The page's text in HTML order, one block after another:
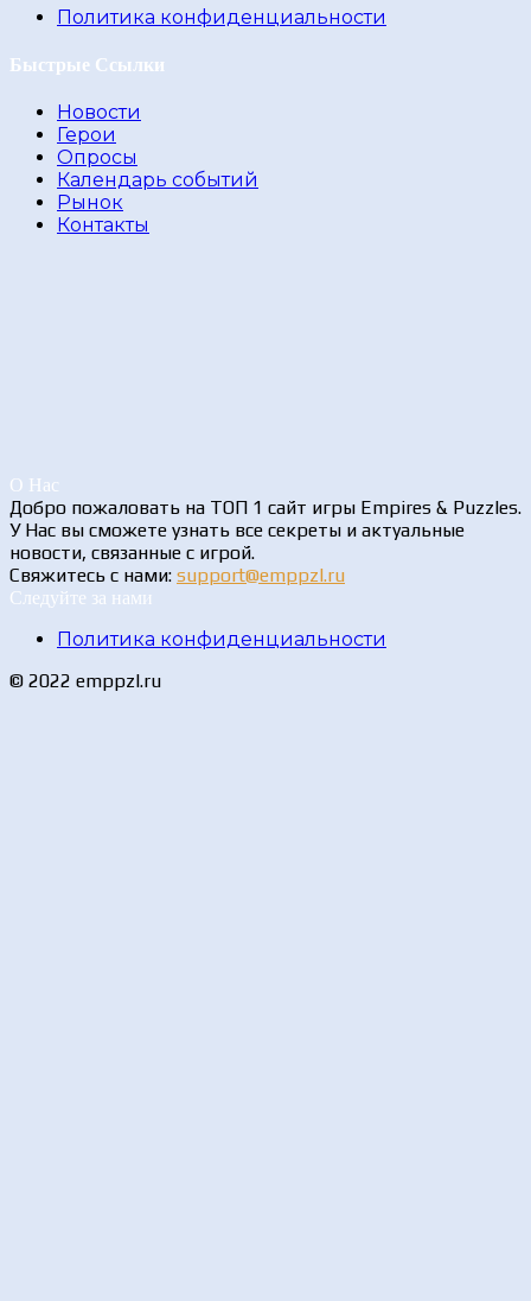
Политика конфиденциальности
Быстрые Ссылки
Новости
Герои
Опросы
Календарь событий
Рынок
Контакты
О Нас
Добро пожаловать на ТОП 1 сайт игры Empires & Puzzles.
У Нас вы сможете узнать все секреты и актуальные
новости, связанные с игрой.
Свяжитесь с нами: support@emppzl.ru
Следуйте за нами
Политика конфиденциальности
© 2022 emppzl.ru